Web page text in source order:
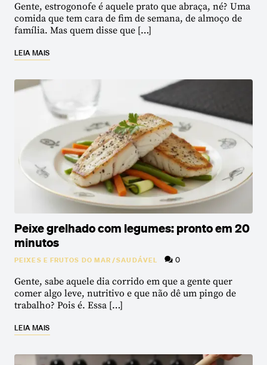
Gente, estrogonofe é aquele prato que abraça, né? Uma
comida que tem cara de fim de semana, de almoço de
família. Mas quem disse que […]
LEIA MAIS
Peixe grelhado com legumes: pronto em 20
minutos
PEIXES E FRUTOS DO MAR/SAUDÁVEL 0
Gente, sabe aquele dia corrido em que a gente quer
comer algo leve, nutritivo e que não dê um pingo de
trabalho? Pois é. Essa […]
LEIA MAIS